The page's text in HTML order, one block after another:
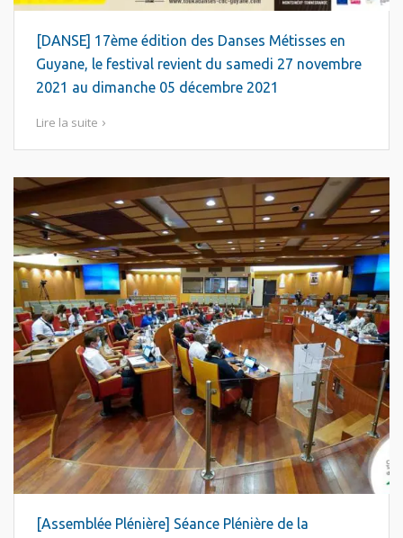
[DANSE] 17ème édition des Danses Métisses en
Guyane, le festival revient du samedi 27 novembre
2021 au dimanche 05 décembre 2021
Lire la suite
[Assemblée Plénière] Séance Plénière de la